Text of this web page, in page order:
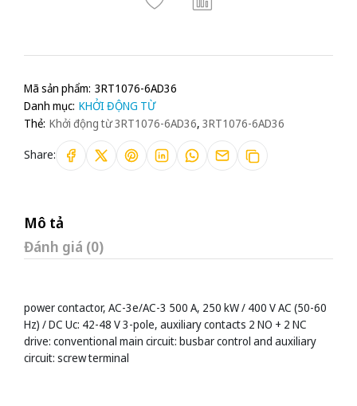
Mã sản phẩm: 3RT1076-6AD36
Danh mục: KHỞI ĐỘNG TỪ
Thẻ: Khởi động từ 3RT1076-6AD36, 3RT1076-6AD36
Share:
Mô tả
Đánh giá (0)
power contactor, AC-3e/AC-3 500 A, 250 kW / 400 V AC (50-60
Hz) / DC Uc: 42-48 V 3-pole, auxiliary contacts 2 NO + 2 NC
drive: conventional main circuit: busbar control and auxiliary
circuit: screw terminal